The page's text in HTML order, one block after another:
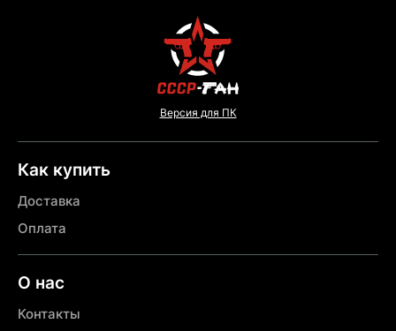
Версия для ПК
Как купить
Доставка
Оплата
О нас
Контакты